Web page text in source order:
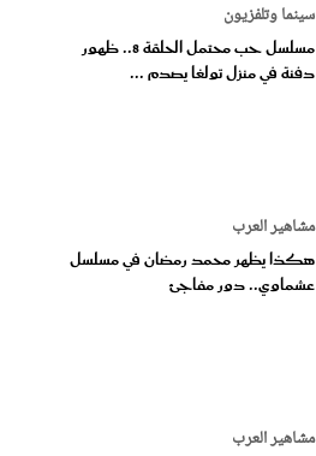
سينما وتلفزيون
مسلسل حب محتمل الحلقة 8.. ظهور
دفنة في منزل تولغا يصدم ...
مشاهير العرب
هكذا يظهر محمد رمضان في مسلسل
عشماوي.. دور مفاجئ
مشاهير العرب